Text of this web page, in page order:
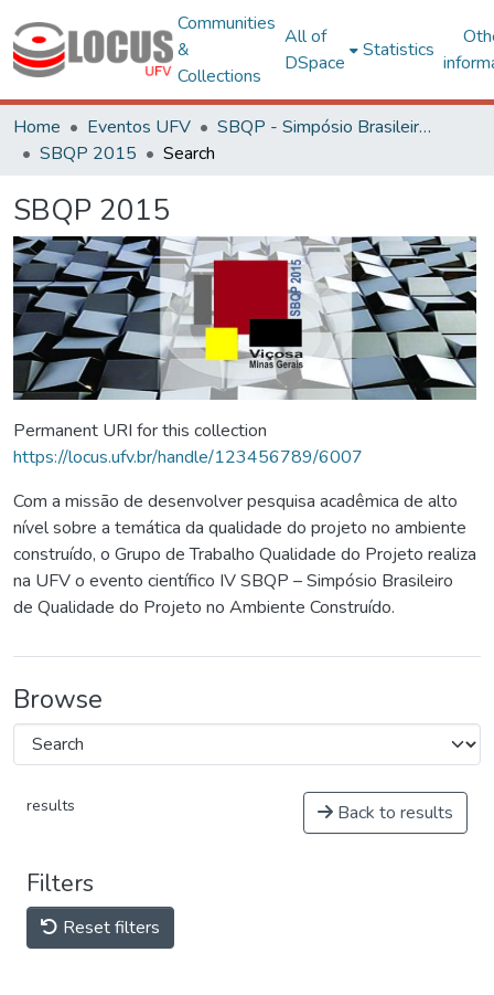
Communities
&
Collections
All of
DSpace
Statistics
Home Eventos UFV
SBQP - Simpósio Brasileiro de Qualidade do Projeto no Ambiente Construído
SBQP 2015
Search
SBQP 2015
Permanent URI for this collection
https://locus.ufv.br/handle/123456789/6007
Com a missão de desenvolver pesquisa acadêmica de alto
nível sobre a temática da qualidade do projeto no ambiente
construído, o Grupo de Trabalho Qualidade do Projeto realiza
na UFV o evento científico IV SBQP – Simpósio Brasileiro
de Qualidade do Projeto no Ambiente Construído.
Browse
results Back to results
Filters
Reset filters